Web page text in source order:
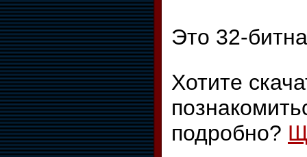
Это 32-
Хотите
подробно?